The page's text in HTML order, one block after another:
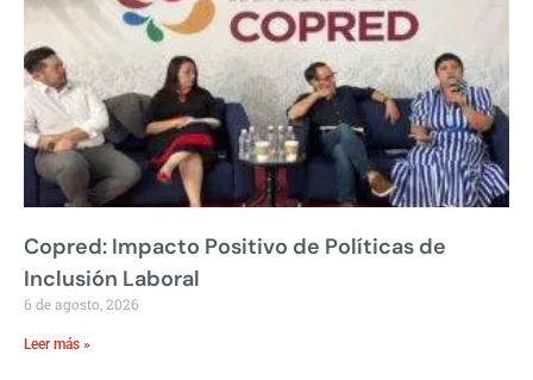
Copred: Impacto Positivo de Políticas de
Inclusión Laboral
6 de agosto, 2026
Leer más »